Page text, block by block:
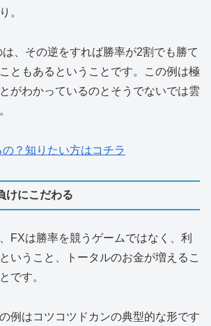
。
、その逆をすれば勝率が2割でも勝て
ともあるということです。この例は極
がわかっているのとそうでないでは雲
？知りたい方はコチラ
けにこだわる
FXは勝率を競うゲームではなく、利
いうこと、トータルのお金が増えるこ
です。
例はコツコツドカンの典型的な形です